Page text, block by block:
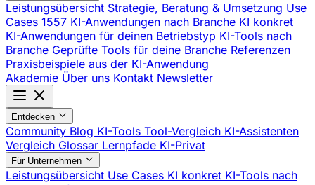
Leistungsübersicht Strategie, Beratung & Umsetzung Use
Cases 1557 KI-Anwendungen nach Branche KI konkret
KI-Anwendungen für deinen Betriebstyp KI-Tools nach
Branche Geprüfte Tools für deine Branche Referenzen
Praxisbeispiele aus der KI-Anwendung
Akademie Über uns Kontakt Newsletter
Entdecken
Community Blog KI-Tools Tool-Vergleich KI-Assistenten
Vergleich Glossar Lernpfade KI-Privat
Für Unternehmen
Leistungsübersicht Use Cases KI konkret KI-Tools nach